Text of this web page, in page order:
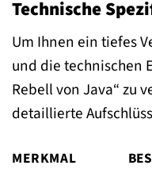
Technische
Um Ihnen ein tiefes
und die technischen
Rebell von Java“ zu
detaillierte
MERKMAL